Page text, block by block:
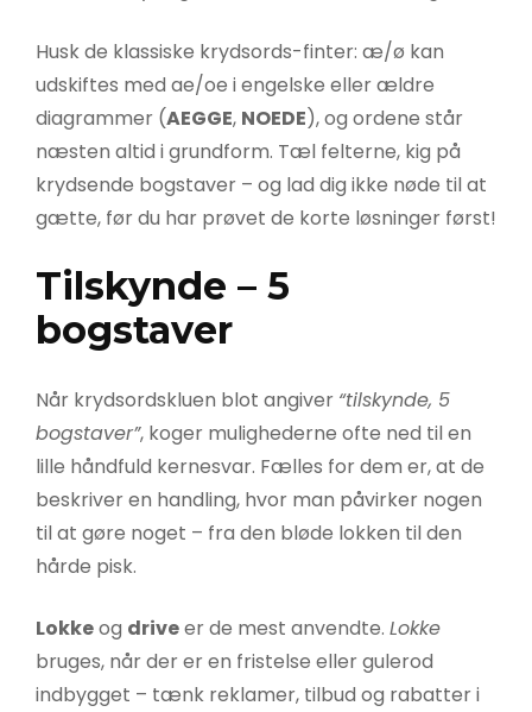
Husk de klassiske krydsords-finter: æ/ø kan
udskiftes med ae/oe i engelske eller ældre
diagrammer (AEGGE, NOEDE), og ordene står
næsten altid i grundform. Tæl felterne, kig på
krydsende bogstaver – og lad dig ikke nøde til at
gætte, før du har prøvet de korte løsninger først!
Tilskynde – 5
bogstaver
Når krydsordskluen blot angiver “tilskynde, 5
bogstaver”, koger mulighederne ofte ned til en
lille håndfuld kernesvar. Fælles for dem er, at de
beskriver en handling, hvor man påvirker nogen
til at gøre noget – fra den bløde lokken til den
hårde pisk.
Lokkeog driveer de mest anvendte. Lokke
bruges, når der er en fristelse eller gulerod
indbygget – tænk reklamer, tilbud og rabatter i